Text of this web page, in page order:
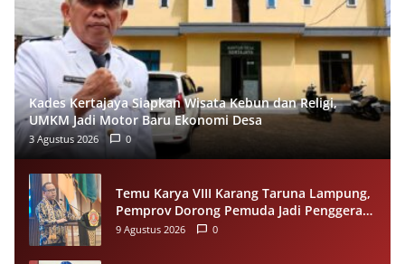
Kades Kertajaya Siapkan Wisata Kebun dan Religi,
UMKM Jadi Motor Baru Ekonomi Desa
3 Agustus 2026 0
Temu Karya VIII Karang Taruna Lampung,
Pemprov Dorong Pemuda Jadi Penggerak
Ekonomi Desa
9 Agustus 2026 0